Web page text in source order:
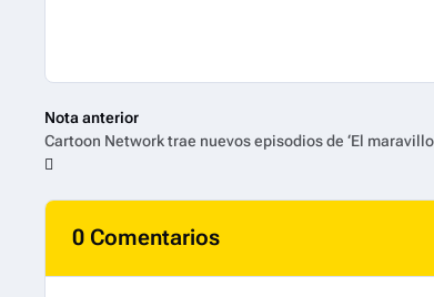
Nota anterior
0 Comentarios